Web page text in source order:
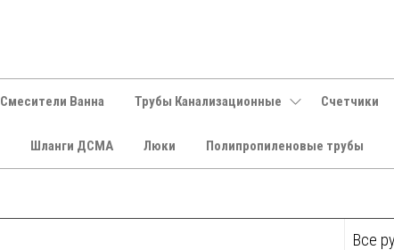
Смесители Ванна Трубы Канализационные Счетчики
Шланги ДСМА Люки Полипропиленовые трубы